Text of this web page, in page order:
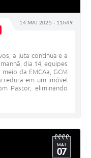
14 MAI 2025 - 11h49
a luta continua e a
dia 14, equipes
da EMCAa, GCM
em um imóvel
Pastor, eliminando
MAI
07